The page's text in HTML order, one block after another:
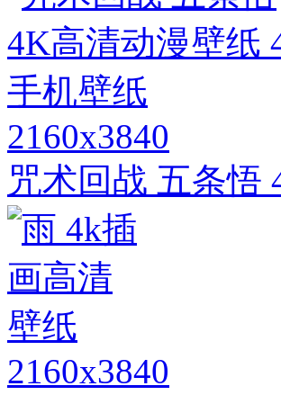
2160x3840
咒术回战 五条悟
2160x3840